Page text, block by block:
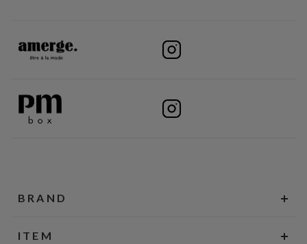
BRAND
ITEM